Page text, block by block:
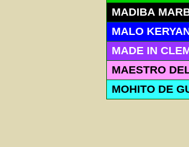
MADIBA
MALO
MADE IN
MAESTRO
MOHITO DE